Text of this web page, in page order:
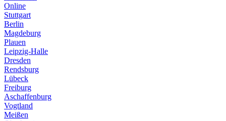
Online
Stuttgart
Berlin
Magdeburg
Plauen
Leipzig-Halle
Dresden
Rendsburg
Lübeck
Freiburg
Aschaffenburg
Vogtland
Meißen